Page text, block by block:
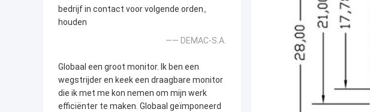
bedrijf in contact voor volgende orden。
houden
—— DEMAC-S.A.
Globaal een groot monitor. Ik ben een
wegstrijder en keek een draagbare monitor
die ik met me kon nemen om mijn werk
efficiënter te maken. Globaal geïmponeerd